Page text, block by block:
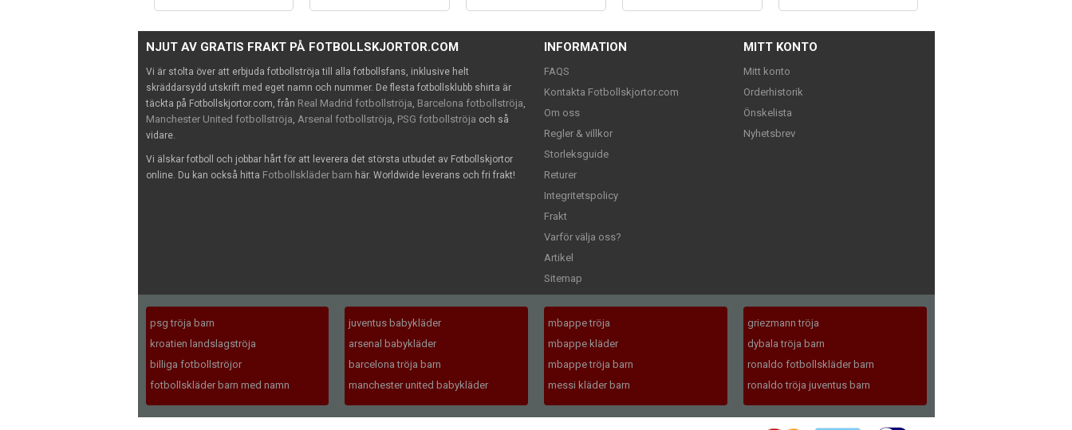
NJUT AV GRATIS FRAKT PÅ FOTBOLLSKJORTOR.COM
Vi är stolta över att erbjuda fotbollströja till alla fotbollsfans, inklusive helt
skräddarsydd utskrift med eget namn och nummer. De flesta fotbollsklubb shirta är
täckta på Fotbollskjortor.com, från Real Madrid fotbollströja Barcelona fotbollströja
Manchester United fotbollströja Arsenal fotbollströja PSG fotbollströja och så
vidare.
Vi älskar fotboll och jobbar hårt för att leverera det största utbudet av Fotbollskjortor
online. Du kan också hitta Fotbollskläder barn här. Worldwide leverans och fri frakt!
INFORMATION
FAQS
Kontakta Fotbollskjortor.com
Om oss
Regler & villkor
Storleksguide
Returer
Integritetspolicy
Frakt
Varför välja oss?
Artikel
Sitemap
MITT KONTO
Mitt konto
Orderhistorik
Önskelista
Nyhetsbrev
psg tröja barn
kroatien landslagströja
billiga fotbollströjor
fotbollskläder barn med namn
juventus babykläder
arsenal babykläder
barcelona tröja barn
manchester united babykläder
mbappe tröja
mbappe kläder
mbappe tröja barn
messi kläder barn
griezmann tröja
dybala tröja barn
ronaldo fotbollskläder barn
ronaldo tröja juventus barn